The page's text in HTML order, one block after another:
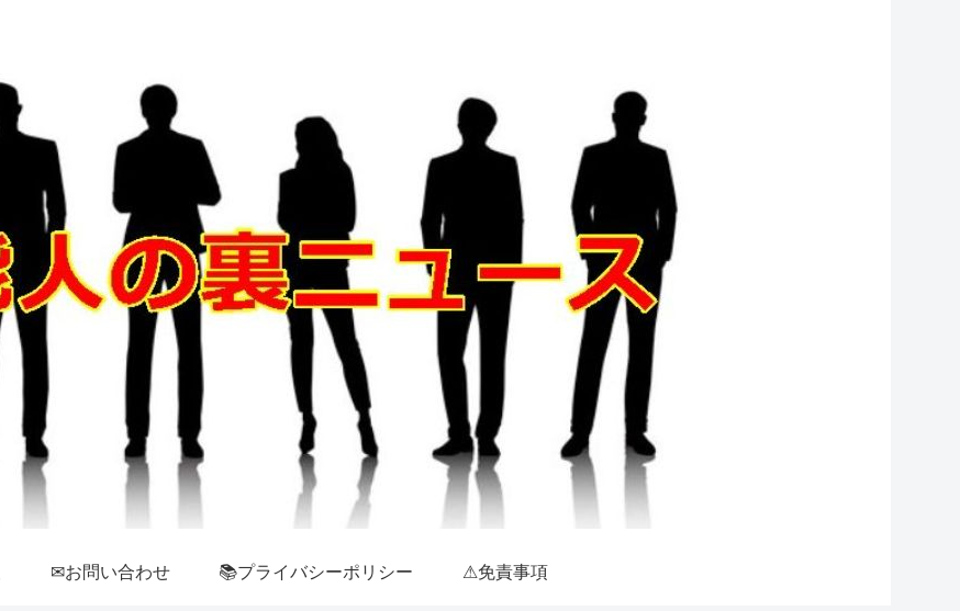
✉お問い合わせ 📚プライバシーポリシー ⚠免責事項